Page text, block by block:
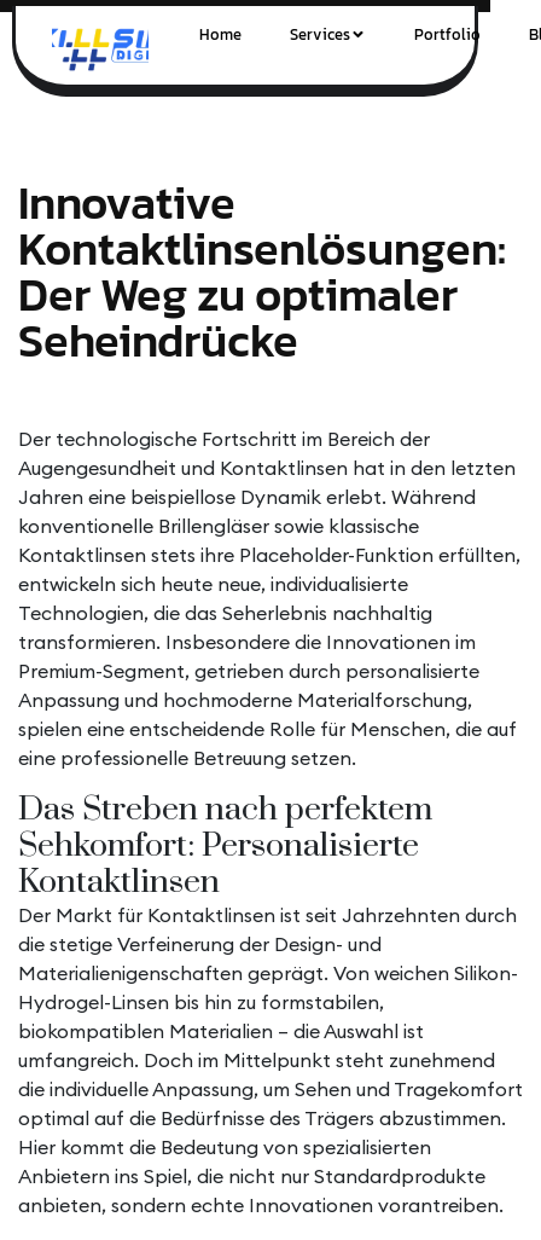
Home Services Portfolio
Innovative
Kontaktlinsenlösungen:
Der Weg zu optimaler
Seheindrücke
Der technologische Fortschritt im Bereich der
Augengesundheit und Kontaktlinsen hat in den letzten
Jahren eine beispiellose Dynamik erlebt. Während
konventionelle Brillengläser sowie klassische
Kontaktlinsen stets ihre Placeholder-Funktion erfüllten,
entwickeln sich heute neue, individualisierte
Technologien, die das Seherlebnis nachhaltig
transformieren. Insbesondere die Innovationen im
Premium-Segment, getrieben durch personalisierte
Anpassung und hochmoderne Materialforschung,
spielen eine entscheidende Rolle für Menschen, die auf
eine professionelle Betreuung setzen.
Das Streben nach perfektem
Sehkomfort: Personalisierte
Kontaktlinsen
Der Markt für Kontaktlinsen ist seit Jahrzehnten durch
die stetige Verfeinerung der Design- und
Materialienigenschaften geprägt. Von weichen Silikon-
Hydrogel-Linsen bis hin zu formstabilen,
biokompatiblen Materialien – die Auswahl ist
umfangreich. Doch im Mittelpunkt steht zunehmend
die individuelle Anpassung, um Sehen und Tragekomfort
optimal auf die Bedürfnisse des Trägers abzustimmen.
Hier kommt die Bedeutung von spezialisierten
Anbietern ins Spiel, die nicht nur Standardprodukte
anbieten, sondern echte Innovationen vorantreiben.